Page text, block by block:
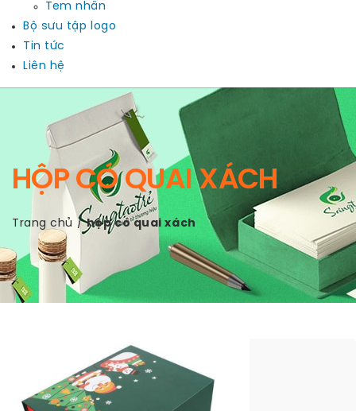
Tem nhãn
Bộ sưu tập logo
Tin tức
Liên hệ
HỘP CÓ QUAI XÁCH
Trang chủ /hộp có quai xách